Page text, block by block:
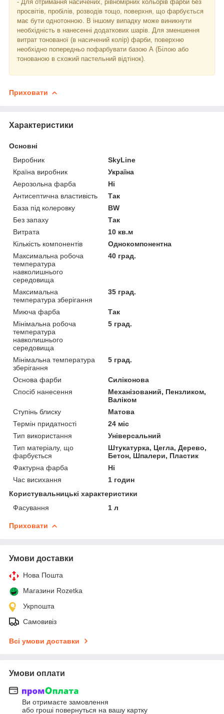
- Для отримання насичених, рівномірних кольорів фарби без
просвітів, пробілів, розводів тощо, поверхня, що фарбується
має бути однотонною. В іншому випадку може виникнути
необхідність в нанесенні додаткових шарів. Для зменшення
витрат тонованої (в насичений колір) фарби, поверхню
необхідно попередньо пофарбувати базою А (Білою або
тонованою в схожий пастельний відтінок).
Приховати
Характеристики
Основні
Виробник
SkyLine
Країна виробник
Україна
Аерозольна фарба
Ні
Антисептична властивість
Так
База під колеровку
BW
Без запаху
Так
Витрата
10 кв.м
Кількість компонентів
Однокомпонентна
Максимальна робоча
температура
навколишнього
середовища
40 град.
Максимальна
температура зберігання
35 град.
Миюча фарба
Так
Мінімальна робоча
температура
навколишнього
середовища
5 град.
Мінімальна температура
зберігання
5 град.
Основа фарби
Силіконова
Спосіб нанесення
Механізований, Пензликом,
Валіком
Ступінь блиску
Матова
Термін придатності
24 міс
Тип використання
Універсальний
Тип матеріалу, що
фарбується
Штукатурка, Цегла, Дерево,
Бетон, Шпалери, Пластик
Фактурна фарба
Ні
Час висихання
1 годин
Користувальницькі характеристики
Фасування
1 л
Приховати
Умови доставки
Нова Пошта
Магазини Rozetka
Укрпошта
Самовивіз
Всі умови доставки
Умови оплати
Ви отримаєте замовлення
або гроші повернуться на вашу картку